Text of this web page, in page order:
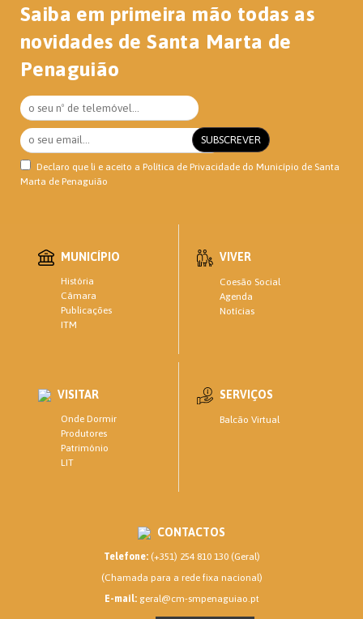
Saiba em primeira mão todas as
novidades de Santa Marta de
Penaguião
Declaro que li e aceito a Política de Privacidade do Município de Santa
Marta de Penaguião
MUNICÍPIO
História
Câmara
Publicações
ITM
VIVER
Coesão Social
Agenda
Notícias
VISITAR
Onde Dormir
Produtores
Património
LIT
SERVIÇOS
Balcão Virtual
CONTACTOS
Telefone:(+351) 254 810 130 (Geral)
(Chamada para a rede fixa nacional)
E-mail:geral@cm-smpenaguiao.pt